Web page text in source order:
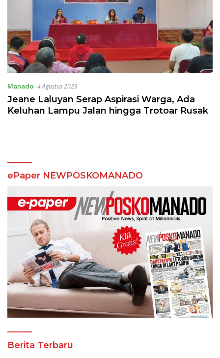
Manado 4 Agustus 2023
Jeane Laluyan Serap Aspirasi Warga, Ada
Keluhan Lampu Jalan hingga Trotoar Rusak
ePaper NEWPOSKOMANADO
Berita Terbaru